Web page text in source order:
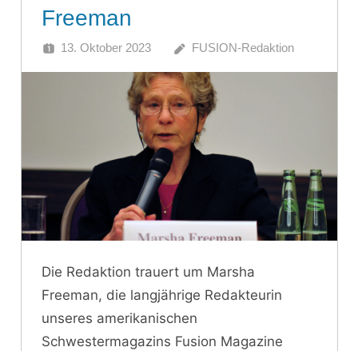
Freeman
13. Oktober 2023 FUSION-Redaktion
Die Redaktion trauert um Marsha
Freeman, die langjährige Redakteurin
unseres amerikanischen
Schwestermagazins Fusion Magazine